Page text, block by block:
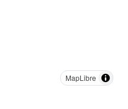
MapLibre